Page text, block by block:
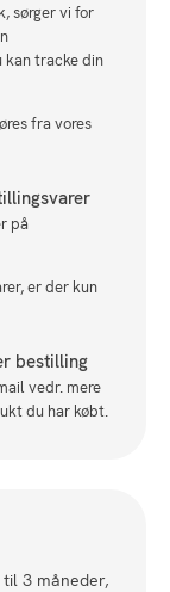
sørger vi for
tracke din
fra vores
på
er der kun
bestilling
vedr. mere
du har købt.
3 måneder,